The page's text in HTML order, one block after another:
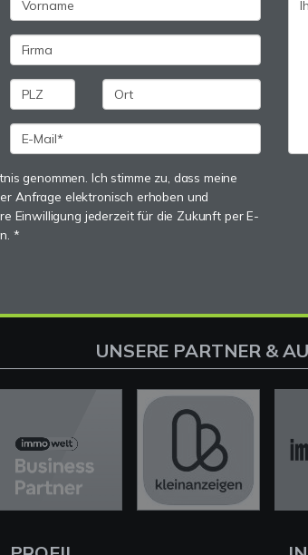
genommen. Ich stimme zu, dass meine
Anfrage elektronisch erhoben und
Einwilligung jederzeit für die Zukunft per E-
*
UNSERE PARTNER &